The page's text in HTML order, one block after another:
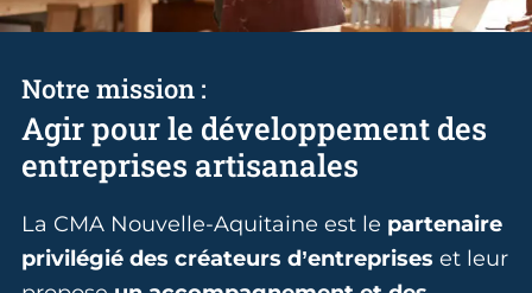
Agir pour le développement des
entreprises artisanales
Notre mission :
La CMA Nouvelle-Aquitaine est le partenaire
privilégié des créateurs d’entreprises et leur